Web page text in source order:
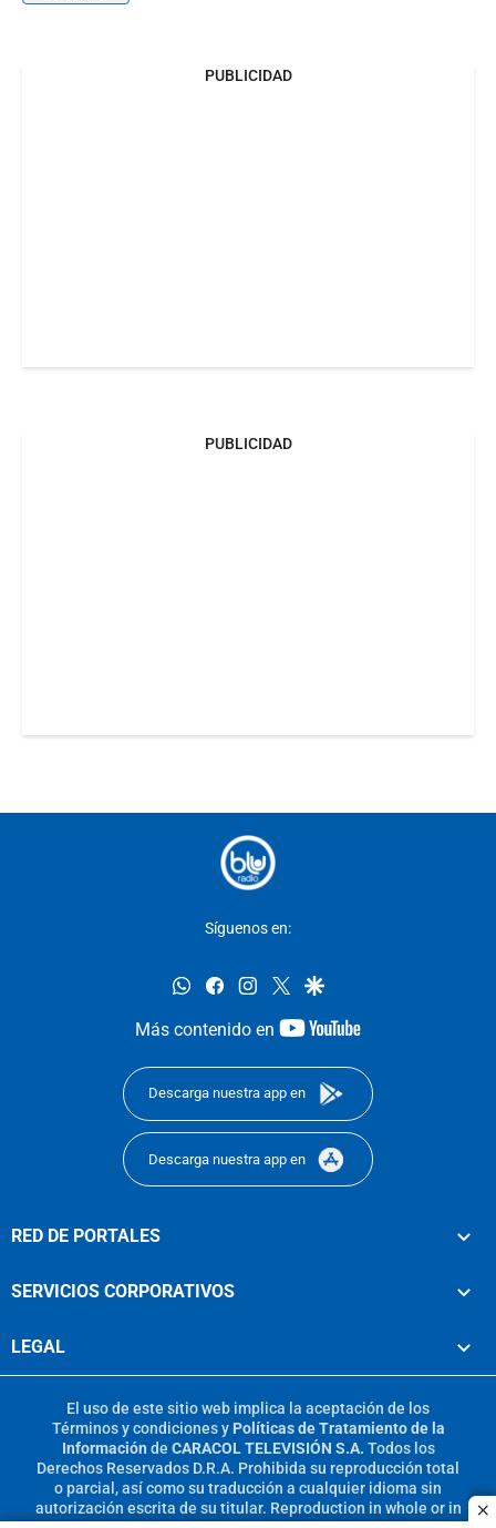
PUBLICIDAD
PUBLICIDAD
Síguenos en:
whatsappfacebookinstagram
twittergoogle
Más contenido en
youtube-
Descarga nuestra app en
Descarga nuestra app en
RED DE PORTALES
SERVICIOS CORPORATIVOS
LEGAL
El uso de este sitio web implica la aceptación de los
Términos y condicionesy Políticas de Tratamiento de la
Información de CARACOL TELEVISIÓN S.A. Todos los
Derechos Reservados D.R.A. Prohibida su reproducción total
o parcial, así como su traducción a cualquier idioma sin
autorización escrita de su titular. Reproduction in whole or in